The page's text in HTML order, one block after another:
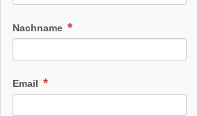
Nachname
Email